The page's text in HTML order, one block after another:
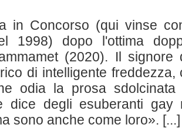
in Concorso (qui vinse
1998) dopo l'ottima
(2020). Il signore
di intelligente freddezza,
odia la prosa
dice degli esuberanti gay
sono anche come loro». [...]